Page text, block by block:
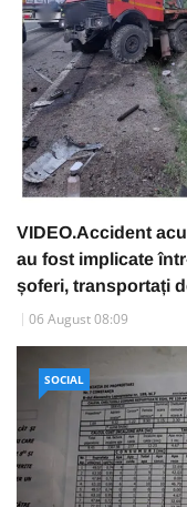
VIDEO.Accident
au fost implicate
șoferi, transportați
06 August 08:09
SOCIAL